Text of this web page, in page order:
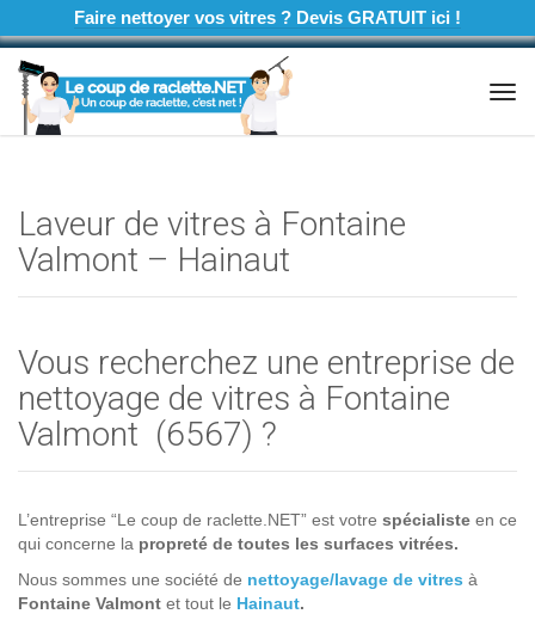
Faire nettoyer vos vitres ? Devis GRATUIT ici !
Laveur de vitres à Fontaine
Valmont – Hainaut
Vous recherchez une entreprise de
nettoyage de vitres à Fontaine
Valmont (6567) ?
L’entreprise “Le coup de raclette.NET” est votre spécialiste en ce
qui concerne la propreté de toutes les surfaces vitrées.
Nous sommes une société de nettoyage/lavage de vitres à
Fontaine Valmont et tout le Hainaut.